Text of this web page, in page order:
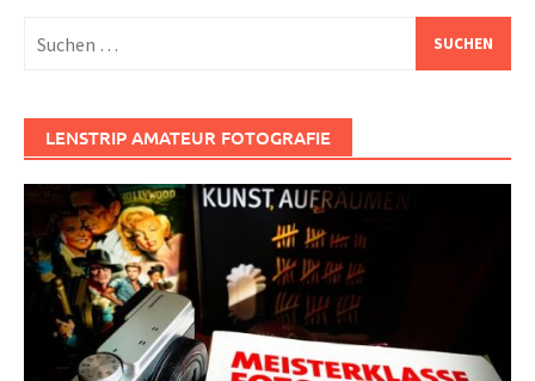
nach:
LENSTRIP AMATEUR FOTOGRAFIE